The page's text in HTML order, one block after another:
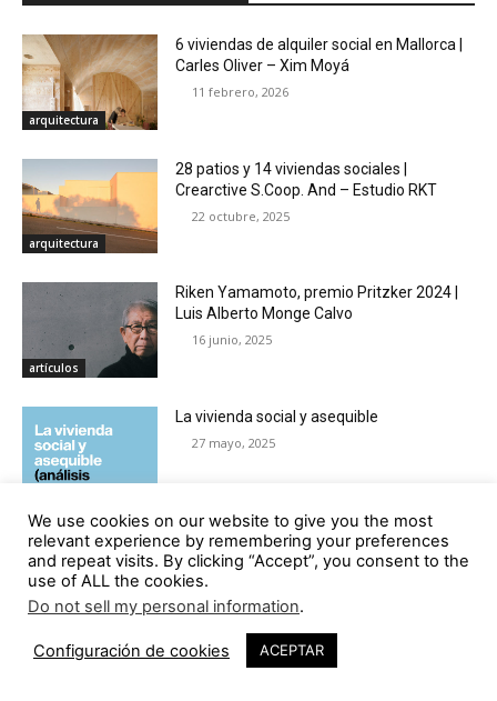
arquitectura
6 viviendas de alquiler social en Mallorca |
Carles Oliver – Xim Moyá
11 febrero, 2026
arquitectura
28 patios y 14 viviendas sociales |
Crearctive S.Coop. And – Estudio RKT
22 octubre, 2025
artículos
Riken Yamamoto, premio Pritzker 2024 |
Luis Alberto Monge Calvo
16 junio, 2025
La vivienda social y asequible
27 mayo, 2025
faro
Cuando el diseño excluye, un desafío en la
era de la inclusión | Héctor J. Nava
Fuenmayor
9 mayo, 2025
Residencia para personas mayores en
We use cookies on our website to give you the most
relevant experience by remembering your preferences
and repeat visits. By clicking “Accept”, you consent to the
use of ALL the cookies.
Do not sell my personal information.
Configuración de cookies ACEPTAR